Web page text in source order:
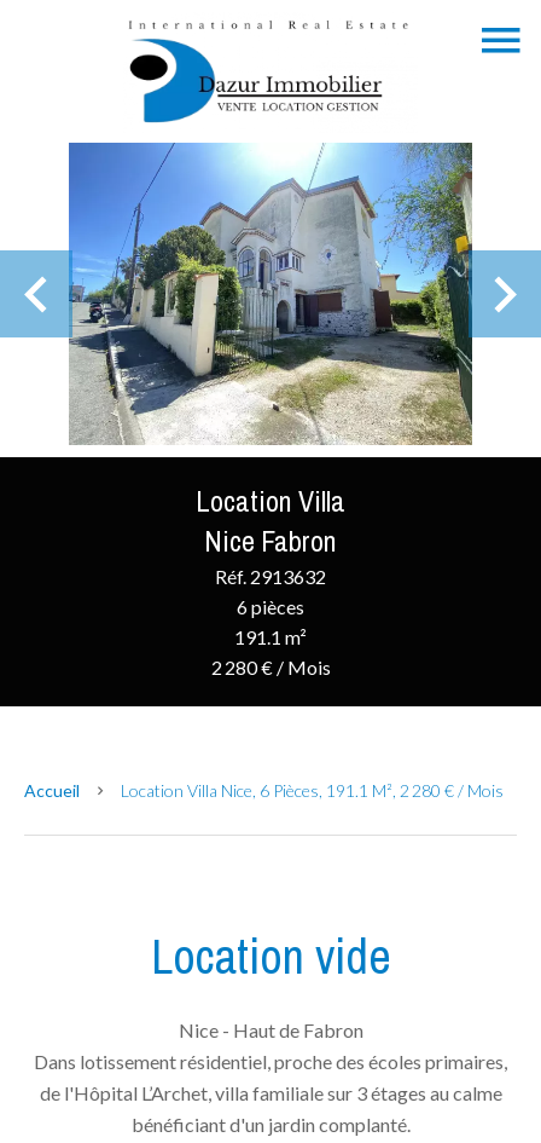
Location Villa
Nice Fabron
Réf. 2913632
6 pièces
191.1 m²
2 280 € / Mois
Accueil Location Villa Nice, 6 Pièces, 191.1 M², 2 280 € / Mois
Location vide
Nice - Haut de Fabron
Dans lotissement résidentiel, proche des écoles primaires,
de l'Hôpital L’Archet, villa familiale sur 3 étages au calme
bénéficiant d'un jardin complanté.